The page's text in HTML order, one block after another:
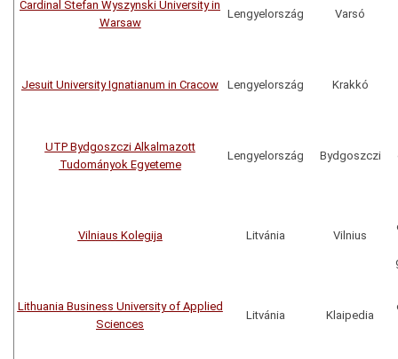
Cardinal Stefan Wyszynski University in
Warsaw
Lengyelország Varsó
Jesuit University Ignatianum in Cracow Lengyelország Krakkó
UTP Bydgoszczi Alkalmazott
Tudományok Egyeteme
Lengyelország Bydgoszczi
Vilniaus Kolegija Litvánia Vilnius
Lithuania Business University of Applied
Sciences
Litvánia Klaipedia